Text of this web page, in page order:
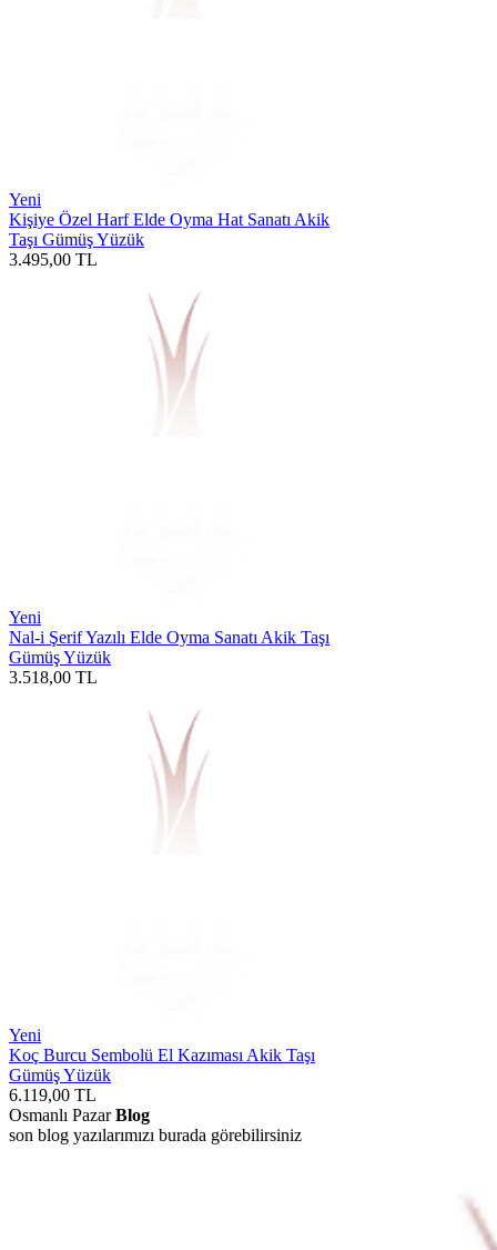
Yeni
Kişiye Özel Harf Elde Oyma Hat Sanatı Akik
Taşı Gümüş Yüzük
3.495,00 TL
Yeni
Nal-i Şerif Yazılı Elde Oyma Sanatı Akik Taşı
Gümüş Yüzük
3.518,00 TL
Yeni
Koç Burcu Sembolü El Kazıması Akik Taşı
Gümüş Yüzük
6.119,00 TL
Osmanlı PazarBlog
son blog yazılarımızı burada görebilirsiniz